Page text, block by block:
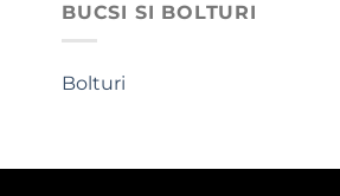
BUCSI SI BOLTURI
Bolturi